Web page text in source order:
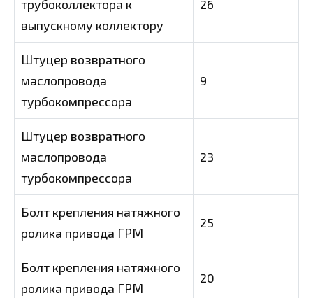
трубоколлектора к
выпускному коллектору
26
Штуцер возвратного
маслопровода
турбокомпрессора
9
Штуцер возвратного
маслопровода
турбокомпрессора
23
Болт крепления натяжного
ролика привода ГРМ
25
Болт крепления натяжного
ролика привода ГРМ
20